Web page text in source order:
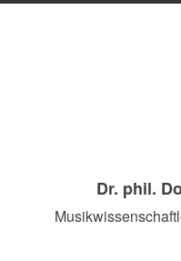
Dr. phil.